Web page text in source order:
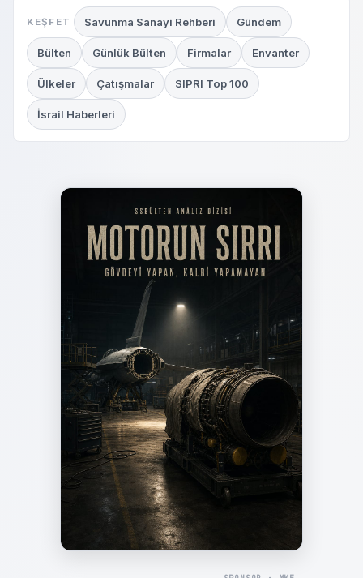
KEŞFET Savunma Sanayi Rehberi Gündem
Bülten Günlük Bülten Firmalar Envanter
Ülkeler Çatışmalar SIPRI Top 100
İsrail Haberleri